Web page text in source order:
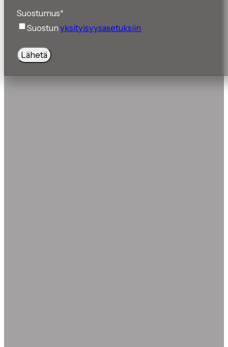
Suostumus*
Suostunyksityisyysasetuksiin
Lähetä